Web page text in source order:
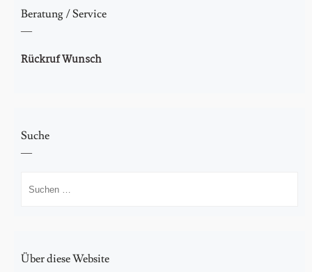
Energieausweis erstellen
Kunden suchen
Beratung / Service
Rückruf Wunsch
Suche
nach:
Über diese Website